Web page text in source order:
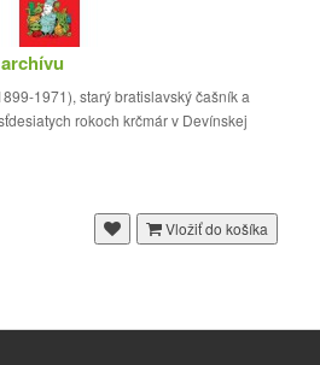
1971), starý bratislavský čašník a
rokoch krčmár v Devínskej
Vložiť do košíka